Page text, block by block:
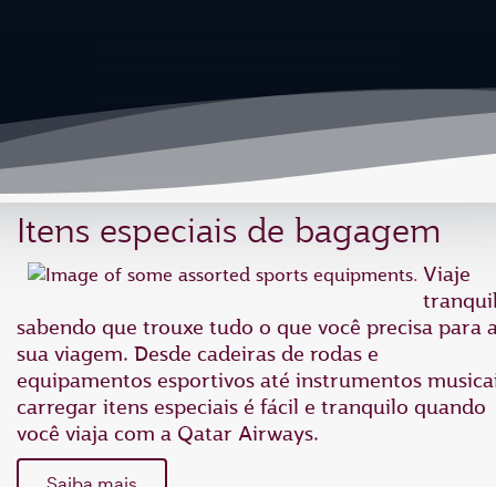
Itens especiais de bagagem
Viaje
sabendo que trouxe tudo o que você precisa para
sua viagem. Desde cadeiras de rodas e
equipamentos esportivos até instrumentos
carregar itens especiais é fácil e tranquilo quando
você viaja com a Qatar Airways.